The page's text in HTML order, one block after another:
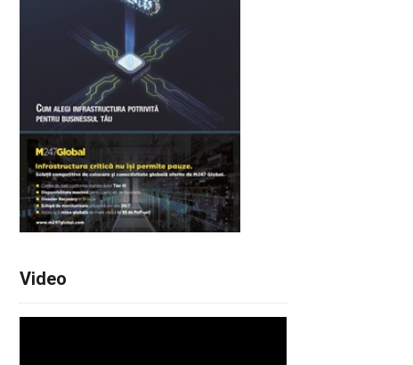
Video